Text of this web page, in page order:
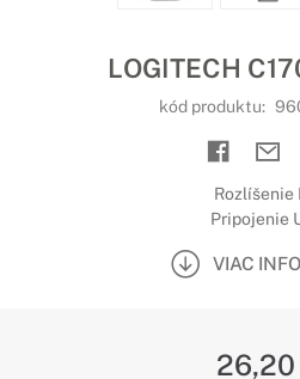
LOGITECH
kód produktu:
Rozlíšenie
Pripojenie
VIAC
26,20